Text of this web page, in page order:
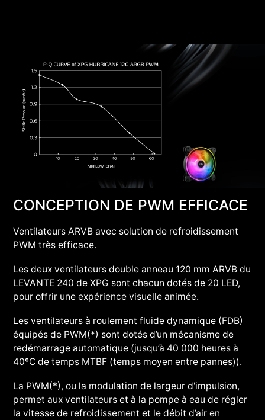
CONCEPTION DE PWM EFFICACE
Ventilateurs ARVB avec solution de refroidissement
PWM très efficace.
Les deux ventilateurs double anneau 120 mm ARVB du
LEVANTE 240 de XPG sont chacun dotés de 20 LED,
pour offrir une expérience visuelle animée.
Les ventilateurs à roulement fluide dynamique (FDB)
équipés de PWM(*) sont dotés d’un mécanisme de
redémarrage automatique (jusqu’à 40 000 heures à
40ºC de temps MTBF (temps moyen entre pannes)).
La PWM(*), ou la modulation de largeur d'impulsion,
permet aux ventilateurs et à la pompe à eau de régler
la vitesse de refroidissement et le débit d’air en